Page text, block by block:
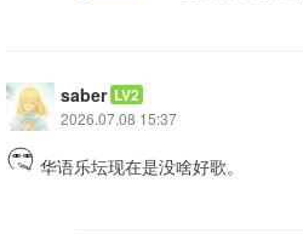
saber LV2
2026.07.08 15:37
华语乐坛现在是没啥好歌。